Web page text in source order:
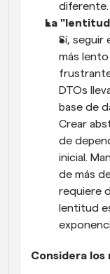
diferente.
La
Sí, seguir
más
DTOs
base de
Crear
de
inicial.
de más
requiere
lentitud
Considera